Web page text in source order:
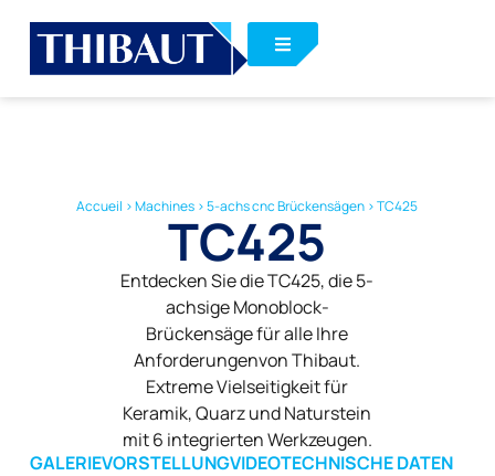
Accueil >Machines >5-achs cnc Brückensägen >TC425
TC425
Entdecken Sie die TC425, die 5-
achsige Monoblock-
Brückensäge für alle Ihre
Anforderungenvon Thibaut.
Extreme Vielseitigkeit für
Keramik, Quarz und Naturstein
mit 6 integrierten Werkzeugen.
GALERIEVORSTELLUNGVIDEOTECHNISCHE DATEN